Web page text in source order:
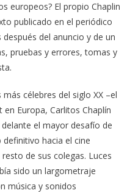
europeos? El propio Chaplin
publicado en el periódico
después del anuncio y de un
pruebas y errores, tomas y
célebres del siglo XX –el
Europa, Carlitos Chaplín
el mayor desafío de
hacia el cine
de sus colegas. Luces
sido un largometraje
música y sonidos